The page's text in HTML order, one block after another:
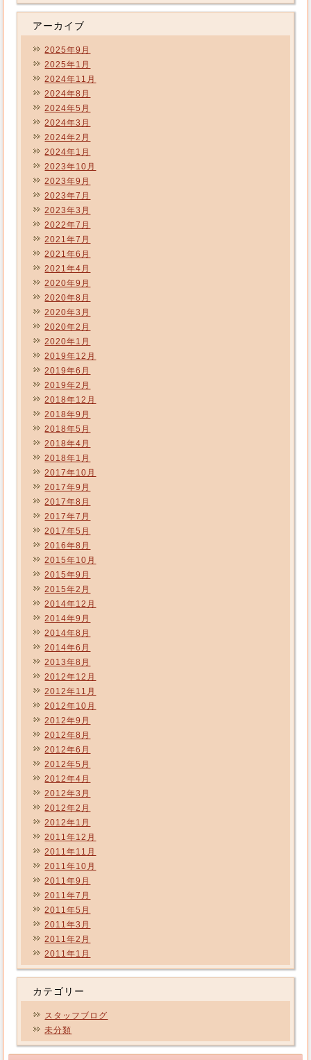
アーカイブ
2025年9月
2025年1月
2024年11月
2024年8月
2024年5月
2024年3月
2024年2月
2024年1月
2023年10月
2023年9月
2023年7月
2023年3月
2022年7月
2021年7月
2021年6月
2021年4月
2020年9月
2020年8月
2020年3月
2020年2月
2020年1月
2019年12月
2019年6月
2019年2月
2018年12月
2018年9月
2018年5月
2018年4月
2018年1月
2017年10月
2017年9月
2017年8月
2017年7月
2017年5月
2016年8月
2015年10月
2015年9月
2015年2月
2014年12月
2014年9月
2014年8月
2014年6月
2013年8月
2012年12月
2012年11月
2012年10月
2012年9月
2012年8月
2012年6月
2012年5月
2012年4月
2012年3月
2012年2月
2012年1月
2011年12月
2011年11月
2011年10月
2011年9月
2011年7月
2011年5月
2011年3月
2011年2月
2011年1月
カテゴリー
スタッフブログ
未分類